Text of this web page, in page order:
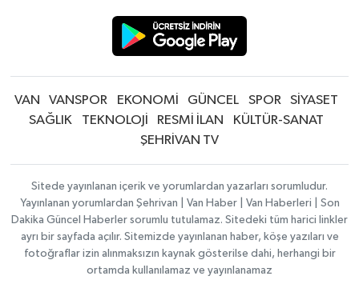
VAN VANSPOR EKONOMİ GÜNCEL SPOR
SİYASET
SAĞLIK
TEKNOLOJİ RESMİ İLAN
KÜLTÜR-SANAT
ŞEHRİVAN TV
Sitede yayınlanan içerik ve yorumlardan yazarları sorumludur.
Yayınlanan yorumlardan Şehrivan | Van Haber | Van Haberleri | Son
Dakika Güncel Haberler sorumlu tutulamaz. Sitedeki tüm harici linkler
ayrı bir sayfada açılır. Sitemizde yayınlanan haber, köşe yazıları ve
fotoğraflar izin alınmaksızın kaynak gösterilse dahi, herhangi bir
ortamda kullanılamaz ve yayınlanamaz